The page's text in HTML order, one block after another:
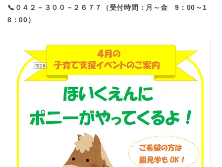
📞０４２－３００－２６７７（受付時間：月～金 9：00～1
8：00）